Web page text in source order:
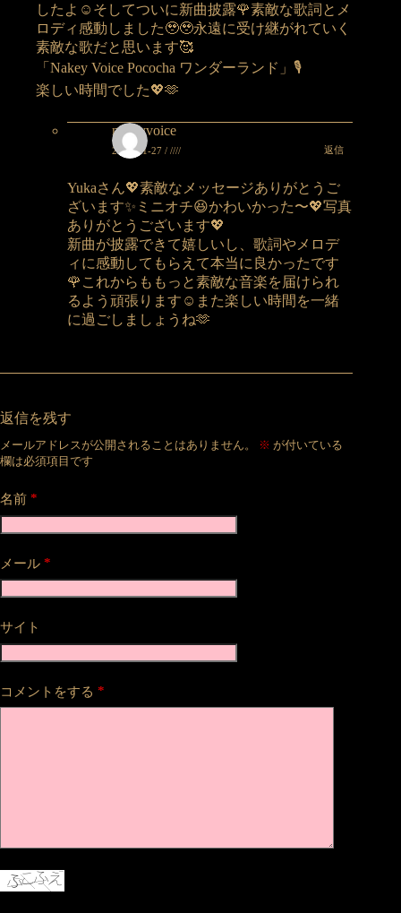
したよ☺️そしてついに新曲披露🌹素敵な歌詞とメ
ロディ感動しました🥹🥹永遠に受け継がれていく
素敵な歌だと思います🥰
「Nakey Voice Pococha ワンダーランド」🎙️
楽しい時間でした💖🫶
nakeyvoice
2025-01-27 / //// 返信
Yukaさん💖素敵なメッセージありがとうご
ざいます✨ミニオチ😆かわいかった〜💖写真
ありがとうございます💖
新曲が披露できて嬉しいし、歌詞やメロデ
ィに感動してもらえて本当に良かったです
🌹これからももっと素敵な音楽を届けられ
るよう頑張ります☺️また楽しい時間を一緒
に過ごしましょうね🫶
返信を残す
メールアドレスが公開されることはありません。 ※ が付いている
欄は必須項目です
名前 *
メール *
サイト
コメントをする *